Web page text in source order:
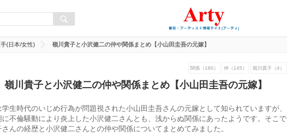
(日本/女性) 嶺川貴子と小沢健二の仲や関係まとめ【小山田圭吾の元嫁】
関係（180） 仲（145） 嶺川貴子（4）
嶺川貴子と小沢健二の仲や関係まとめ【小山田圭吾の元嫁】
生時代のいじめ行為が問題視された小山田圭吾さんの元嫁として知られていますが、
不倫騒動により炎上した小沢健二さんとも、浅からぬ関係にあったようです。そこで
んの経歴と小沢健二さんとの仲や関係についてまとめてみました。